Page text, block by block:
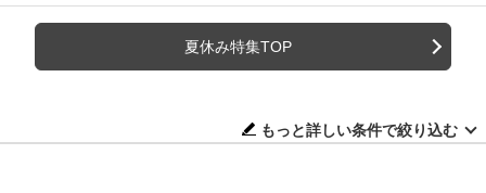
夏休み特集TOP
もっと詳しい条件で絞り込む